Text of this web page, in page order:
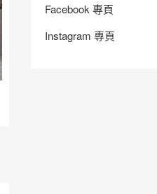
Facebook 專頁
Instagram 專頁